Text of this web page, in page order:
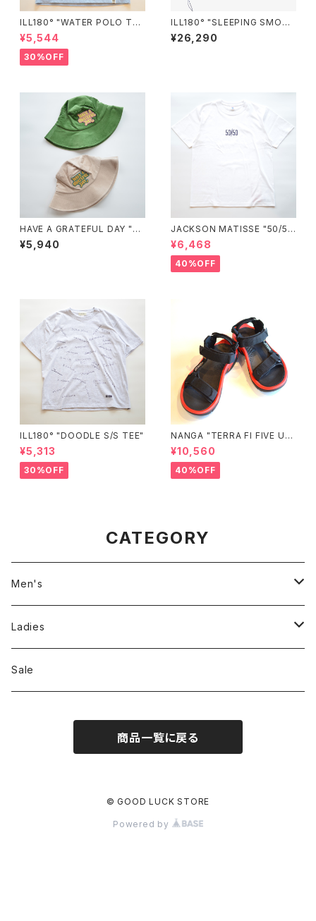
ILL180° "WATER POLO TE
E"
¥5,544
30%OFF
ILL180° "SLEEPING SMOC
K"
¥26,290
HAVE A GRATEFUL DAY "C
ORDUROY HAT"
¥5,940
JACKSON MATISSE "50/50
Tee"
¥6,468
40%OFF
ILL180° "DOODLE S/S TEE"
¥5,313
30%OFF
NANGA "TERRA FI FIVE UNI
VERSAL"
¥10,560
40%OFF
CATEGORY
Men's
Jackson Matisse
ILL180°
Ladies
Unfil
Sale
商品一覧に戻る
© GOOD LUCK STORE
Powered by